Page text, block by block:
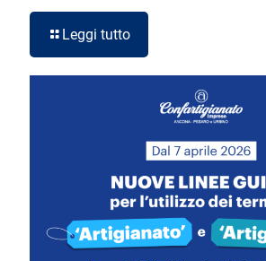
Leggi tutto